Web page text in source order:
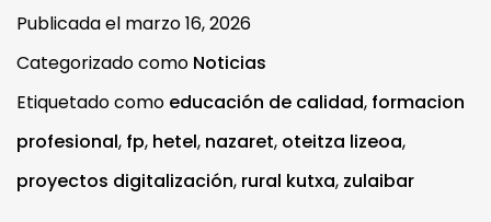
Publicada el marzo 16, 2026
Categorizado como Noticias
Etiquetado como educación de calidad, formacion
profesional, fp, hetel, nazaret, oteitza lizeoa,
proyectos digitalización, rural kutxa, zulaibar